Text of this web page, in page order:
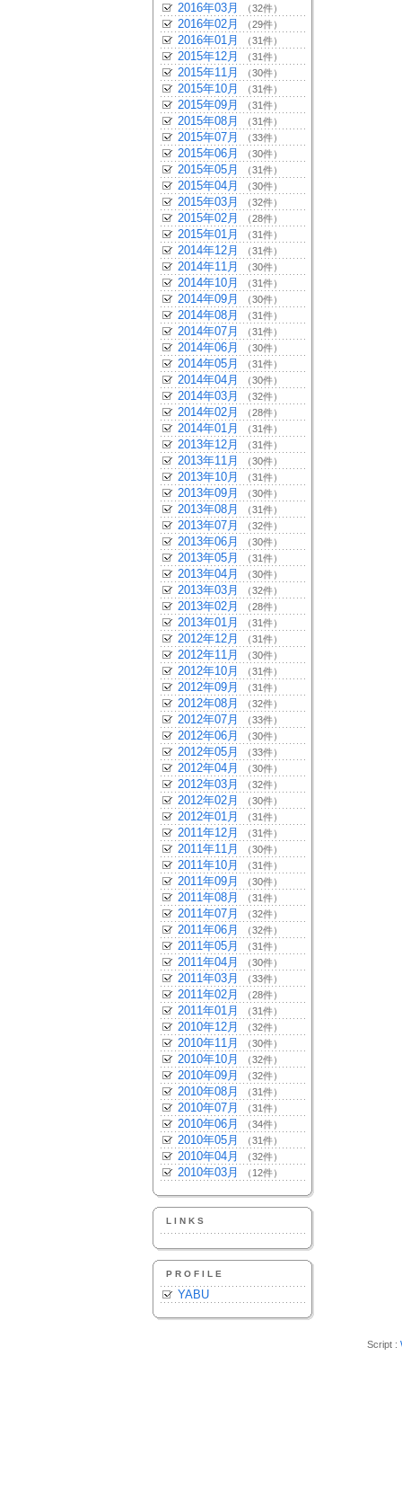
2016年03月 （32件）
2016年02月 （29件）
2016年01月 （31件）
2015年12月 （31件）
2015年11月 （30件）
2015年10月 （31件）
2015年09月 （31件）
2015年08月 （31件）
2015年07月 （33件）
2015年06月 （30件）
2015年05月 （31件）
2015年04月 （30件）
2015年03月 （32件）
2015年02月 （28件）
2015年01月 （31件）
2014年12月 （31件）
2014年11月 （30件）
2014年10月 （31件）
2014年09月 （30件）
2014年08月 （31件）
2014年07月 （31件）
2014年06月 （30件）
2014年05月 （31件）
2014年04月 （30件）
2014年03月 （32件）
2014年02月 （28件）
2014年01月 （31件）
2013年12月 （31件）
2013年11月 （30件）
2013年10月 （31件）
2013年09月 （30件）
2013年08月 （31件）
2013年07月 （32件）
2013年06月 （30件）
2013年05月 （31件）
2013年04月 （30件）
2013年03月 （32件）
2013年02月 （28件）
2013年01月 （31件）
2012年12月 （31件）
2012年11月 （30件）
2012年10月 （31件）
2012年09月 （31件）
2012年08月 （32件）
2012年07月 （33件）
2012年06月 （30件）
2012年05月 （33件）
2012年04月 （30件）
2012年03月 （32件）
2012年02月 （30件）
2012年01月 （31件）
2011年12月 （31件）
2011年11月 （30件）
2011年10月 （31件）
2011年09月 （30件）
2011年08月 （31件）
2011年07月 （32件）
2011年06月 （32件）
2011年05月 （31件）
2011年04月 （30件）
2011年03月 （33件）
2011年02月 （28件）
2011年01月 （31件）
2010年12月 （32件）
2010年11月 （30件）
2010年10月 （32件）
2010年09月 （32件）
2010年08月 （31件）
2010年07月 （31件）
2010年06月 （34件）
2010年05月 （31件）
2010年04月 （32件）
2010年03月 （12件）
LINKS
PROFILE
YABU
Script :